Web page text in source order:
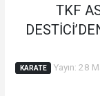
TKF
KARATE
Yayın: 28